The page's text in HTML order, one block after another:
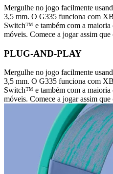
Mergulhe no jogo facilmente
3,5 mm. O G335 funciona com
Switch™ e também com a maioria
móveis. Comece a jogar assim
PLUG-AND-PLAY
Mergulhe no jogo facilmente
3,5 mm. O G335 funciona com
Switch™ e também com a maioria
móveis. Comece a jogar assim